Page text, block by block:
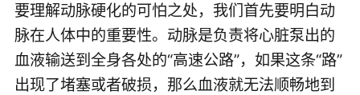
要理解动脉硬化的可怕之处，我们首先要明白动
脉在人体中的重要性。动脉是负责将心脏泵出的
血液输送到全身各处的“高速公路”，如果这条“路”
出现了堵塞或者破损，那么血液就无法顺畅地到